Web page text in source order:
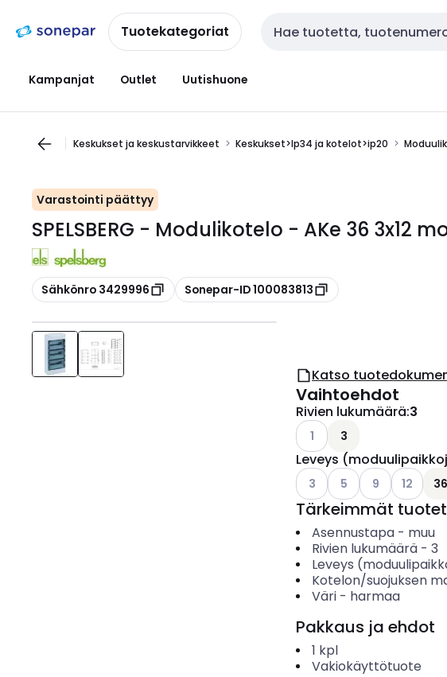
navigointiinsisältöönTuotekategoriat Haku
Kampanjat Outlet Uutishuone
Keskukset ja keskustarvikkeet Keskukset>Ip34 ja kotelot>ip20
Varastointi päättyy
SPELSBERG - Modulikotelo - AKe 36 3x12
Kopioi
Sähkönro 3429996 Kopioi
Sonepar-ID 100083813
Katso
Vaihtoehdot
Rivien lukumäärä:3
Katso käytettävissä olevat
1 3
Leveys
Katso käytettävissä olevat
3 Katso käytettävissä
5 Katso
9 Katso
12 36
Tärkeimmät
Asennustapa- muu
Rivien lukumäärä- 3
Leveys
Kotelon/suojuksen
Väri- harmaa
Pakkaus ja ehdot
1 kpl
Vakiokäyttötuote